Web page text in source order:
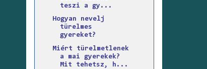
teszi a gy...
Hogyan nevelj
türelmes
gyereket?
Miért türelmetlenek
a mai gyerekek?
Mit tehetsz, h...